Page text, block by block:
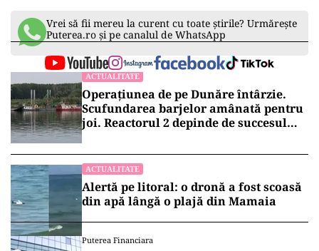
Vrei să fii mereu la curent cu toate știrile? Urmărește
Puterea.ro și pe canalul de WhatsApp
ACTUALITATE
Operațiunea de pe Dunăre întârzie.
Scufundarea barjelor amânată pentru
joi. Reactorul 2 depinde de succesul
ACTUALITATE
Alertă pe litoral: o dronă a fost scoasă
din apă lângă o plajă din Mamaia
Puterea Financiara